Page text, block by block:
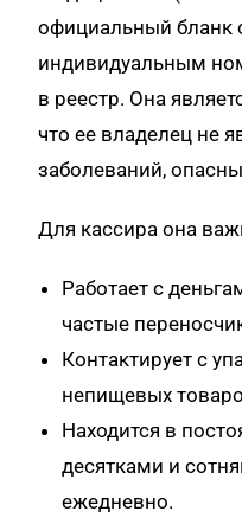
официальный бланк
индивидуальным
в реестр. Она
что ее владелец не
заболеваний,
Для кассира она
Работает с
частые
Контактирует с
непищевых
Находится в
десятками и
ежедневно.